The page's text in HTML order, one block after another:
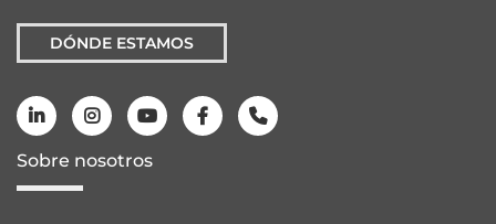
DÓNDE ESTAMOS
Sobre nosotros